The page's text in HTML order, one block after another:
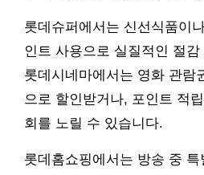
롯데슈퍼에서는 신선식품이
인트 사용으로 실질적인 절
롯데시네마에서는 영화 관람
으로 할인받거나, 포인트 적
회를 노릴 수 있습니다.
롯데홈쇼핑에서는 방송 중